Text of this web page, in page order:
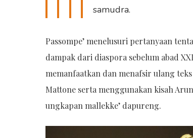
samudra.
Passompe’ menelusuri pertanyaan
dampak dari diaspora sebelum abad
memanfaatkan dan menafsir ulang
Mattone serta menggunakan kisah
ungkapan mallekke’ dapureng.